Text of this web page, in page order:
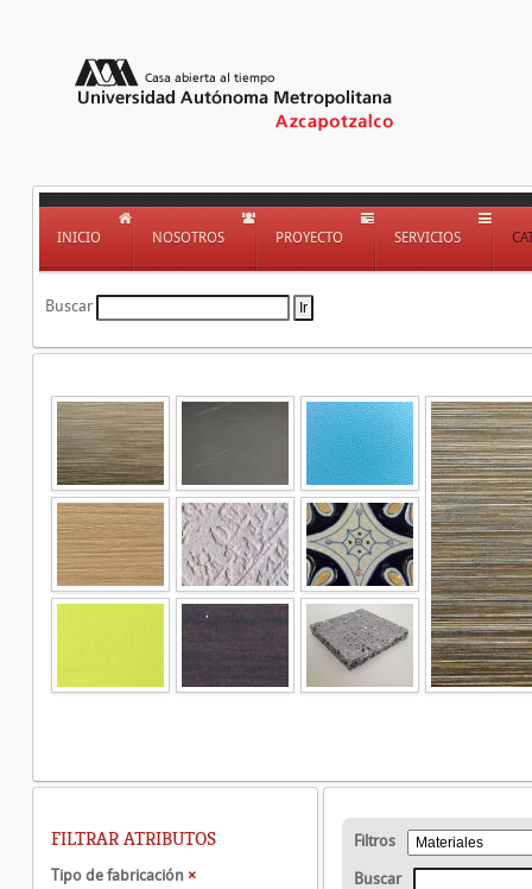
INICIO NOSOTROS PROYECTO SERVICIOS
Buscar
Filtros
Buscar
FILTRAR ATRIBUTOS
Tipo de fabricación ×